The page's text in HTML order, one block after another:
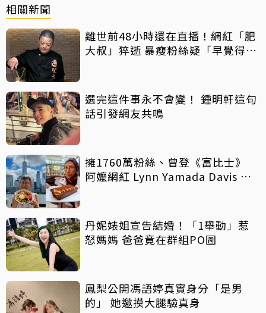
相關新聞
離世前48小時還在直播！網紅「肥
大叔」猝逝 暴瘦粉絲疑「早覺得不
選完這件事永不會變！ 鍾明軒這句
話引發網友共鳴
擁1760萬粉絲、曾登《富比士》
阿嬤網紅 Lynn Yamada Davis 驚
丹妮婊姐宣告結婚！「1舉動」惹
怒媽媽 爸爸竟在群組PO圖
鳳梨公開馮語婷真實身分「是男
的」 她邀摸大腿驗真身